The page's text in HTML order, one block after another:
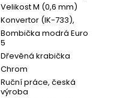
Velikost M (0,6 mm)
Konvertor (IK-733),
Bombička modrá Euro
5
Dřevěná krabička
Chrom
Ruční práce, česká
výroba